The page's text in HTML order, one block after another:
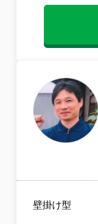
壁掛け型